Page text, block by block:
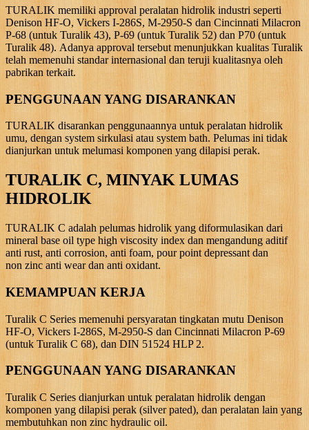
TURALIK memiliki approval peralatan hidrolik industri seperti
Denison HF-O, Vickers I-286S, M-2950-S dan Cincinnati Milacron
P-68 (untuk Turalik 43), P-69 (untuk Turalik 52) dan P70 (untuk
Turalik 48). Adanya approval tersebut menunjukkan kualitas Turalik
telah memenuhi standar internasional dan teruji kualitasnya oleh
pabrikan terkait.
PENGGUNAAN YANG DISARANKAN
TURALIK disarankan penggunaannya untuk peralatan hidrolik
umu, dengan system sirkulasi atau system bath. Pelumas ini tidak
dianjurkan untuk melumasi komponen yang dilapisi perak.
TURALIK C, MINYAK LUMAS
HIDROLIK
TURALIK C adalah pelumas hidrolik yang diformulasikan dari
mineral base oil type high viscosity index dan mengandung aditif
anti rust, anti corrosion, anti foam, pour point depressant dan
non zinc anti wear dan anti oxidant.
KEMAMPUAN KERJA
Turalik C Series memenuhi persyaratan tingkatan mutu Denison
HF-O, Vickers I-286S, M-2950-S dan Cincinnati Milacron P-69
(untuk Turalik C 68), dan DIN 51524 HLP 2.
PENGGUNAAN YANG DISARANKAN
Turalik C Series dianjurkan untuk peralatan hidrolik dengan
komponen yang dilapisi perak (silver pated), dan peralatan lain yang
membutuhkan non zinc hydraulic oil.